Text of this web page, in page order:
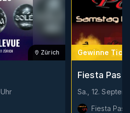
Zürich
Uhr
Gewinne
Fiesta
Sa., 12.
Fiesta